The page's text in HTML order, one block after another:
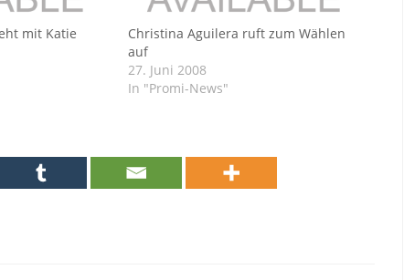
mit Katie
Christina Aguilera ruft zum Wählen
auf
27. Juni 2008
In "Promi-News"